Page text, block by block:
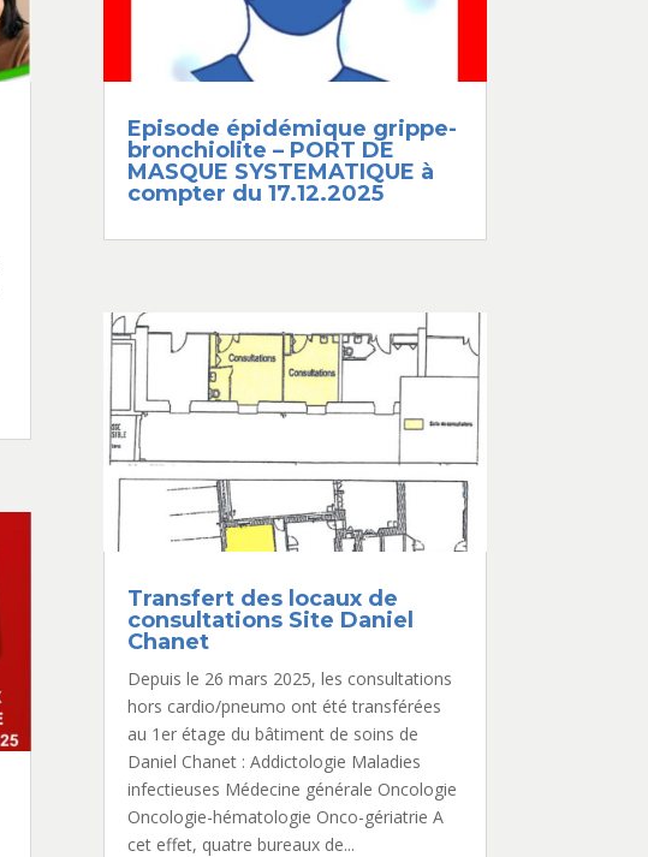
Episode épidémique grippe-
bronchiolite – PORT DE
MASQUE SYSTEMATIQUE à
compter du 17.12.2025
Transfert des locaux de
consultations Site Daniel
Chanet
Depuis le 26 mars 2025, les consultations
hors cardio/pneumo ont été transférées
au 1er étage du bâtiment de soins de
Daniel Chanet : Addictologie Maladies
infectieuses Médecine générale Oncologie
Oncologie-hématologie Onco-gériatrie A
cet effet, quatre bureaux de...